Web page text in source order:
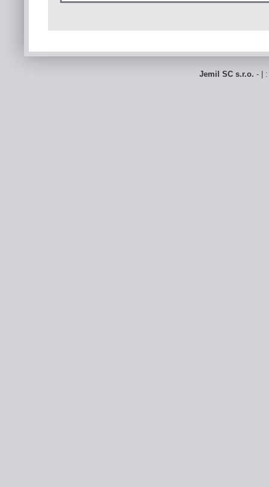
Jemil SC s.r.o. - |